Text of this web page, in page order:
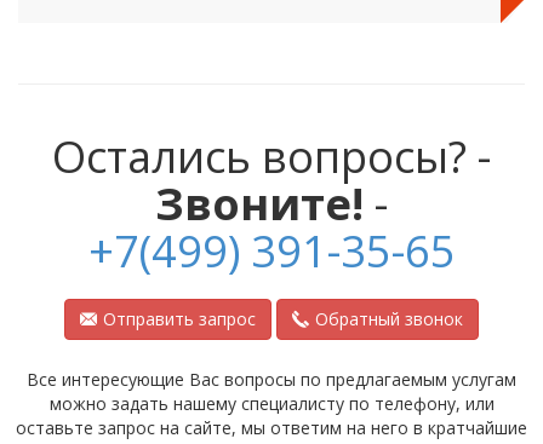
Остались вопросы? -
Звоните! -
+7(499) 391-35-65
Отправить запрос Обратный звонок
Все интересующие Вас вопросы по предлагаемым услугам
можно задать нашему специалисту по телефону, или
оставьте запрос на сайте, мы ответим на него в кратчайшие